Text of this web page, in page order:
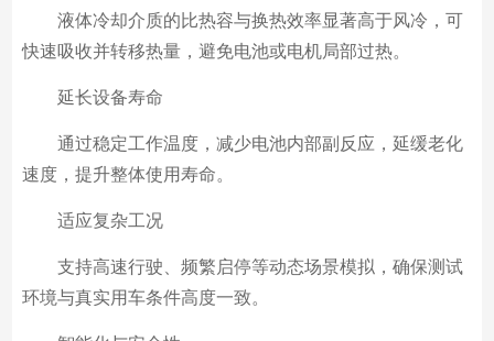
液体冷却介质的比热容与换热效率显著高于风冷，可
快速吸收并转移热量，避免电池或电机局部过热。
延长设备寿命
通过稳定工作温度，减少电池内部副反应，延缓老化
速度，提升整体使用寿命。
适应复杂工况
支持高速行驶、频繁启停等动态场景模拟，确保测试
环境与真实用车条件高度一致。